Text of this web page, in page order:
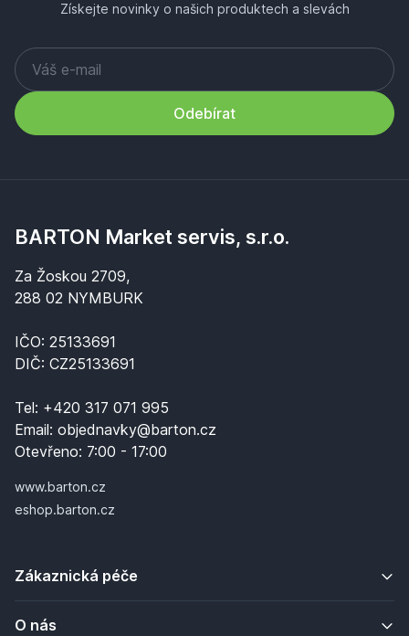
Získejte novinky o našich produktech a slevách
Odebírat
BARTON Market servis, s.r.o.
Za Žoskou 2709,
288 02 NYMBURK
IČO: 25133691
DIČ: CZ25133691
Tel: +420 317 071 995
Email: objednavky@barton.cz
Otevřeno: 7:00 - 17:00
www.barton.cz
eshop.barton.cz
Zákaznická péče
O nás